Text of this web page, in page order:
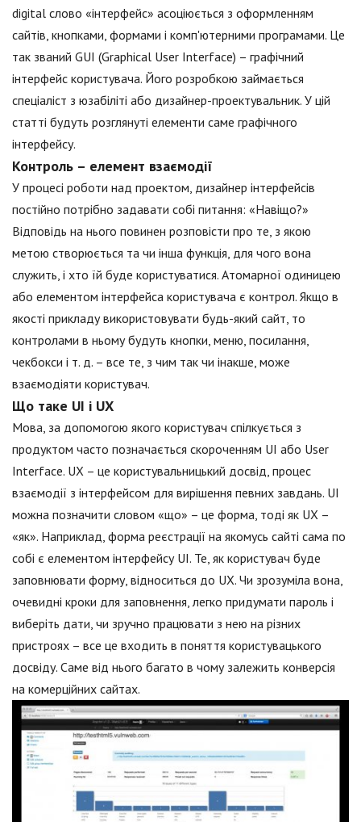
digital слово «інтерфейс» асоціюється з оформленням
сайтів, кнопками, формами і комп'ютерними програмами. Це
так званий GUI (Graphical User Interface) – графічний
інтерфейс користувача. Його розробкою займається
спеціаліст з юзабіліті або дизайнер-проектувальник. У цій
статті будуть розглянуті елементи саме графічного
інтерфейсу.
Контроль – елемент взаємодії
У процесі роботи над проектом, дизайнер інтерфейсів
постійно потрібно задавати собі питання: «Навіщо?»
Відповідь на нього повинен розповісти про те, з якою
метою створюється та чи інша функція, для чого вона
служить, і хто їй буде користуватися. Атомарної одиницею
або елементом інтерфейса користувача є контрол. Якщо в
якості прикладу використовувати будь-який сайт, то
контролами в ньому будуть кнопки, меню, посилання,
чекбокси і т. д. – все те, з чим так чи інакше, може
взаємодіяти користувач.
Що таке UI і UX
Мова, за допомогою якого користувач спілкується з
продуктом часто позначається скороченням UI або User
Interface. UX – це користувальницький досвід, процес
взаємодії з інтерфейсом для вирішення певних завдань. UI
можна позначити словом «що» – це форма, тоді як UX –
«як». Наприклад, форма реєстрації на якомусь сайті сама по
собі є елементом інтерфейсу UI. Те, як користувач буде
заповнювати форму, відноситься до UX. Чи зрозуміла вона,
очевидні кроки для заповнення, легко придумати пароль і
виберіть дати, чи зручно працювати з нею на різних
пристроях – все це входить в поняття користувацького
досвіду. Саме від нього багато в чому залежить конверсія
на комерційних сайтах.